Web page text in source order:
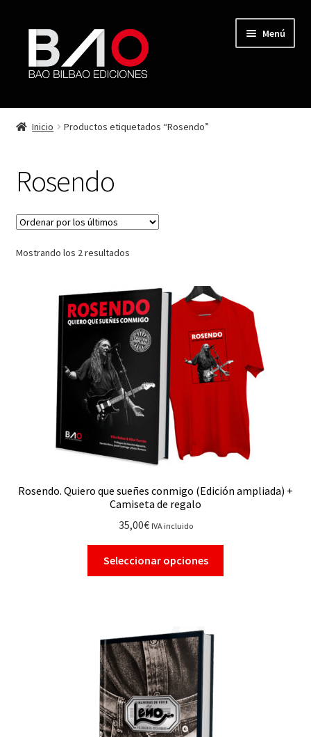
Menú
TIENDA
AUTORES
REVISTA BAO
CONTACTO
FINALIZAR COMPRA
Inicio Productos etiquetados “Rosendo”
Rosendo
Mostrando los 2 resultados
Rosendo. Quiero que sueñes conmigo (Edición ampliada) +
Camiseta de regalo
35,00€ IVA incluido
Seleccionar opciones